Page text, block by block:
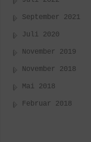
September 2021
Juli 2020
November 2019
November 2018
Mai 2018
Februar 2018